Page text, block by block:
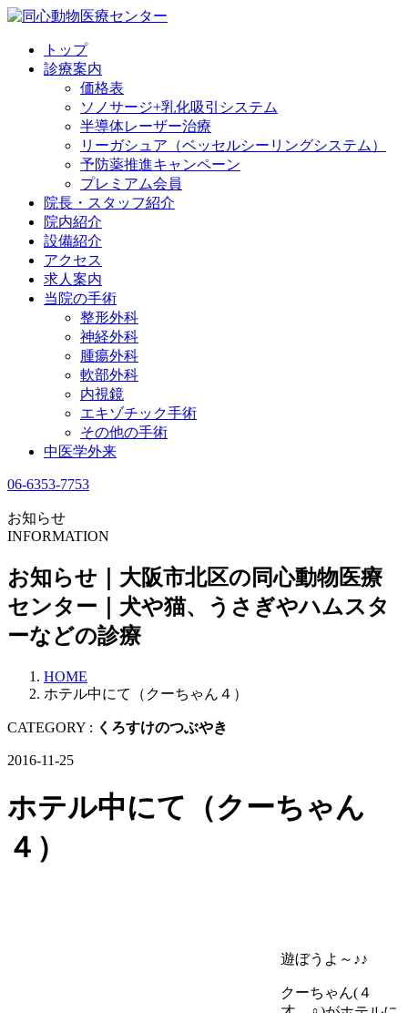
トップ
診療案内
価格表
ソノサージ+乳化吸引システム
半導体レーザー治療
リーガシュア（ベッセルシーリングシステム）
予防薬推進キャンペーン
プレミアム会員
院長・ スタッフ紹介
院内紹介
設備紹介
アクセス
求人案内
当院の手術
整形外科
神経外科
腫瘍外科
軟部外科
内視鏡
エキゾチック手術
その他の手術
中医学外来
06-6353-7753
お知らせ
INFORMATION
お知らせ｜大阪市北区の同心動物医療
センター｜犬や猫、うさぎやハムスタ
ーなどの診療
HOME
ホテル中にて（クーちゃん４）
CATEGORY : くろすけのつぶやき
2016-11-25
ホテル中にて（クーちゃん
４）
遊ぼうよ～♪♪
クーちゃん(４